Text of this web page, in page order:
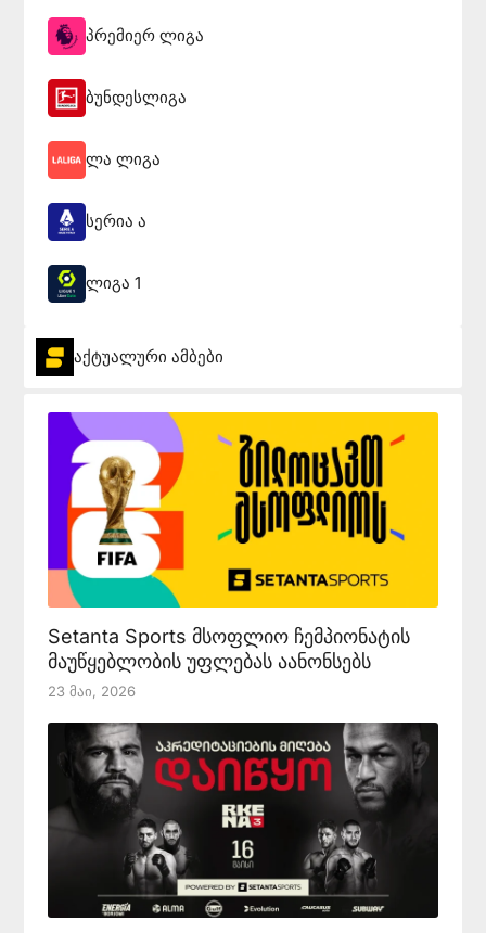
პრემიერ ლიგა
ბუნდესლიგა
ლა ლიგა
სერია ა
ლიგა 1
აქტუალური ამბები
Setanta Sports მსოფლიო ჩემპიონატის
მაუწყებლობის უფლებას აანონსებს
23 Მაი, 2026